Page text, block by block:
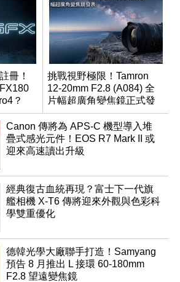
冊！
？
挑戰視野極限！Tamron
12-20mm F2.8 (A084) 全
片幅超廣角變焦鏡正式發
表
Canon 傳將為 APS-C 機型導入堆
疊式感光元件！EOS R7 Mark II 或
迎來高速讀出升級
經典復古血統再現？富士下一代旗
艦相機 X-T6 傳將迎來外觀與色彩科
學雙重優化
德韓光學大廠聯手打造！Samyang
預告 8 月推出 L 接環 60-180mm
F2.8 望遠變焦鏡